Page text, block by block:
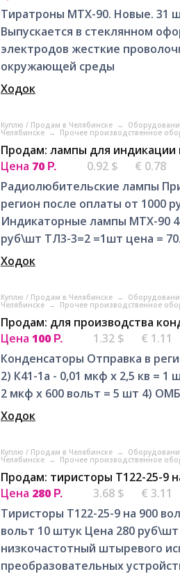
Тиратроны МТХ-90. Новые. 31
Выпускается в стеклянном
электродов жесткие
окружающей среды
Ходок
Куплю / Продам в Челябинске →
Челябинске → Прочее производственное
Продам: лампы для индикации
Цена 70 Р. 0.92 $
€ 0.78
Радиолюбительские лампы
регион после оплаты от 1000
Индикаторные лампы МТХ-90
руб\шт ТЛ3-3=2 =1шт цена =
Ходок
Куплю / Продам в Челябинске →
Челябинске → Прочее производственное
Продам: для производства
Цена 100 Р. 1.32 $
€ 1.11
Конденсаторы Отправка в
2) К41-1а - 0,01 мкф х 2,5 кв =
2 мкф х 600 вольт = 5 шт 4)
Ходок
Куплю / Продам в Челябинске →
Челябинске → Прочее производственное
Продам: тиристоры Т122-25-9
Цена 280 Р. 3.68 $
€ 3.11
Тиристоры Т122-25-9 на 900
вольт 10 штук Цена 280
низкочастотный штыревого
преобразовательных